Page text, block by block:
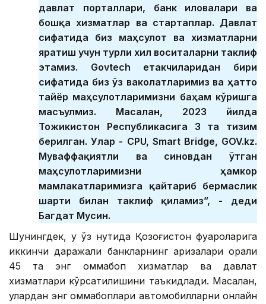
давлат порталлари, банк иловалари ва
бошқа хизматлар ва стартаплар. Давлат
сифатида биз маҳсулот ва хизматларни
яратиш учун турли хил воситаларни таклиф
этамиз. Govtech етакчиларидан бири
сифатида биз ўз ваколатларимиз ва ҳатто
тайёр маҳсулотларимизни баҳам кўришга
масъулмиз. Масалан, 2023 йилда
Тожикистон Республикасига 3 та тизим
берилган. Улар - CPU, Smart Bridge, GOV.kz.
Муваффақиятли ва синовдан ўтган
маҳсулотларимизни ҳамкор
мамлакатларимизга қайтариб бермаслик
шарти билан таклиф қиламиз”, - деди
Багдат Мусин.
Шунингдек, у ўз нутқида Қозоғистон фуқароларига
иккинчи даражали банкларнинг аризалари орқали
45 та энг оммабоп хизматлар ва давлат
хизматлари кўрсатилишини таъкидлади. Масалан,
улардан энг оммабоплари автомобилларни онлайн